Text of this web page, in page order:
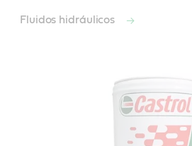
Fluidos hidráulicos